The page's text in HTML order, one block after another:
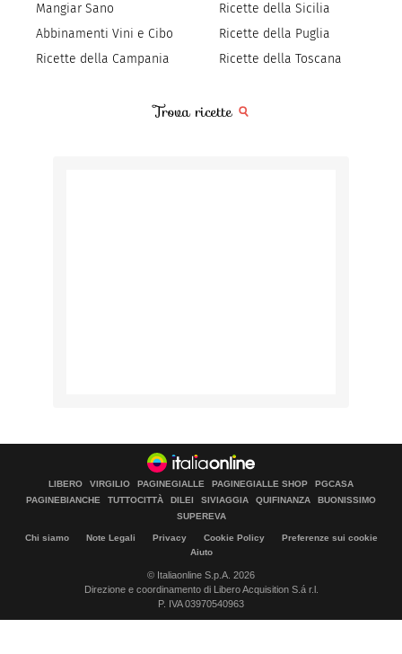
Mangiar Sano
Abbinamenti Vini e Cibo
Ricette della Campania
Ricette della Sicilia
Ricette della Puglia
Ricette della Toscana
Trova ricette
LIBERO VIRGILIO PAGINEGIALLE PAGINEGIALLE SHOP
PGCASA
PAGINEBIANCHE
TUTTOCITTÀ DILEI SIVIAGGIA QUIFINANZA
BUONISSIMO
SUPEREVA
Chi siamo Note Legali Privacy Cookie Policy
Preferenze sui cookie
Aiuto
© Italiaonline S.p.A. 2026
Direzione e coordinamento di Libero Acquisition S.á r.l.
P. IVA 03970540963